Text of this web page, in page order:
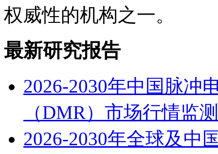
权威性的机构之一。
最新研究报告
2026-2030年中国脉冲
（DMR）市场行情监
2026-2030年全球及中